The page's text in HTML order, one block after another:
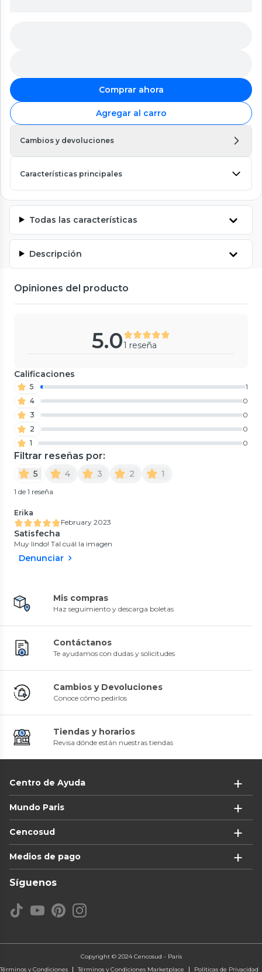
Comprar ahora
Agregar al carro
Cambios y devoluciones
Características principales
Todas las características
Descripción
Opiniones del producto
5.01 reseña
Calificaciones
5
1
4
0
3
0
2
0
1
0
Filtrar reseñas por:
5 4 3 2 1
1 de 1 reseña
Erika
February 2023
Satisfecha
Muy lindo! Tal cuál la imagen
Denunciar
Mis compras
Haz seguimiento y descarga boletas
Contáctanos
Te ayudamos con dudas y solicitudes
Cambios y Devoluciones
Conoce cómo pedirlos
Tiendas y horarios
Revisa dónde están nuestras tiendas
Centro de Ayuda
Mundo Paris
Cencosud
Medios de pago
Síguenos
Copyright © 2024 Cencosud - Paris
Términos y Condiciones
Términos y Condiciones Marketplace Políticas de Privacidad